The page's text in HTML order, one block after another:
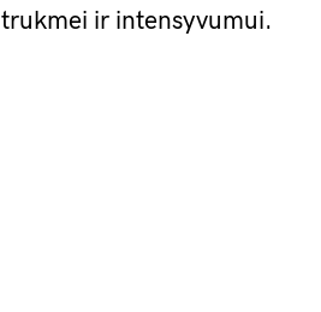
trukmei ir intensyvumui.